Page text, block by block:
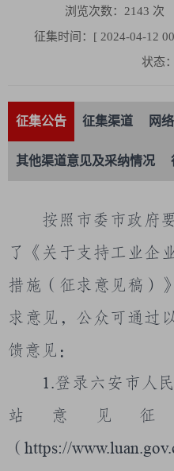
浏览次数： 2143 次
征集时间：[ 2024-04-12
状态：
征集公告 征集渠道 网
其他渠道意见及采纳情况
按照市委市政府
了《关于支持工业企
措施（征求意见稿）
求意见，公众可通过
馈意见：
1.登录六安市人
站意见
（ https://